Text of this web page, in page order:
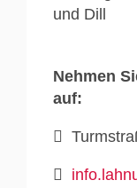
Nehmen
auf: